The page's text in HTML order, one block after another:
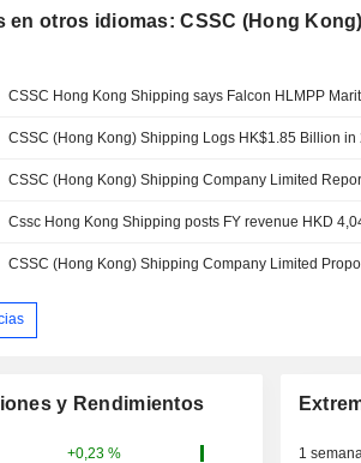
en otros idiomas: CSSC (Hong
CSSC (Hong Kong) Shipping Logs HK$1.85 Billion in
Cssc Hong Kong Shipping posts FY revenue HKD
y Rendimientos
+0,23 % 1 semana